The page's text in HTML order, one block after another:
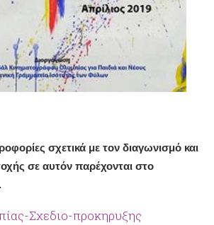
σχετικά με τον διαγωνισμό και
σε αυτόν παρέχονται στο
Σχεδιο-προκηρυξης